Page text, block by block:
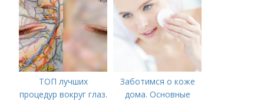
ТОП лучших
процедур вокруг глаз.
Заботимся о коже
дома. Основные